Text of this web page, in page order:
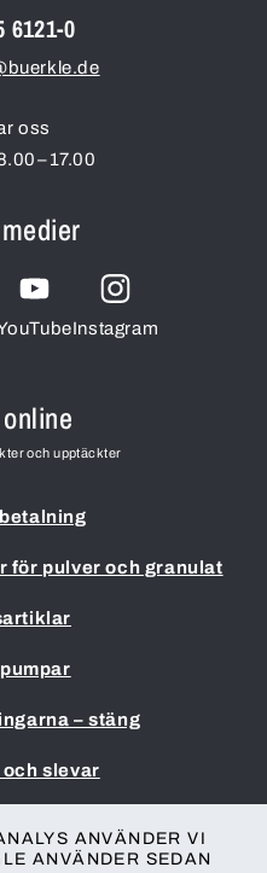
6121-0
oss
Instagram
och upptäckter
för pulver och granulat
– stäng
slevar
villkor
ANVÄNDER VI
ANVÄNDER SEDAN